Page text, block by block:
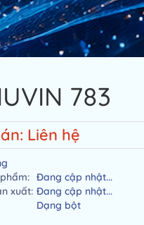
783
Liên hệ
Đang cập nhật...
xuất: Đang cập nhật...
Dạng bột